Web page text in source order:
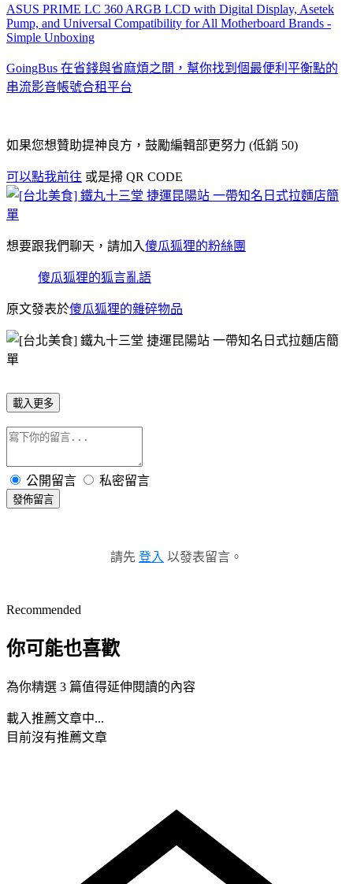
ASUS PRIME LC 360 ARGB LCD with Digital Display, Asetek
Pump, and Universal Compatibility for All Motherboard Brands -
Simple Unboxing
GoingBus 在省錢與省麻煩之間，幫你找到個最便利平衡點的
串流影音帳號合租平台
如果您想贊助提神良方，鼓勵編輯部更努力 (低銷 50)
可以點我前往 或是掃 QR CODE
想要跟我們聊天，請加入傻瓜狐狸的粉絲團
傻瓜狐狸的狐言亂語
原文發表於傻瓜狐狸的雜碎物品
載入更多
公開留言 私密留言
發佈留言
請先 登入 以發表留言。
Recommended
你可能也喜歡
為你精選 3 篇值得延伸閱讀的內容
載入推薦文章中...
目前沒有推薦文章